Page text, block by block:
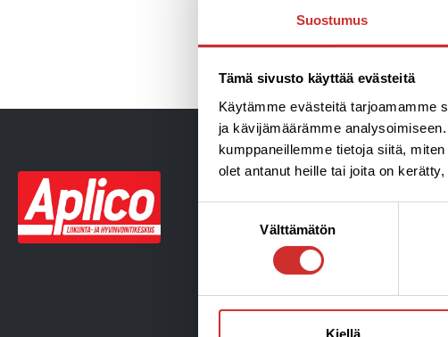
Suostumus
Tämä sivusto käyttää evästeitä
Käytämme evästeitä tarjoamamme
ja kävijämäärämme
kumppaneillemme tietoja siitä,
olet antanut heille tai joita on
Välttämätön
Kiellä
Kikka